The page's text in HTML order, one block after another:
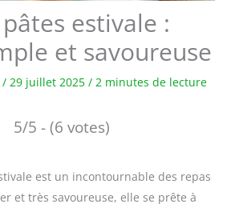
estivale :
et savoureuse
/ 29 juillet 2025 / 2 minutes de lecture
5/5 - (6 votes)
est un incontournable des repas
et très savoureuse, elle se prête à